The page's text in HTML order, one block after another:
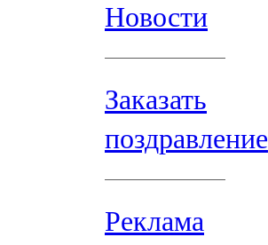
Новости
Заказать
поздравление
Реклама